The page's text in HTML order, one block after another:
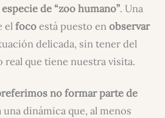
de “zoo humano”. Una
el focoestá puesto en observar
delicada, sin tener del
que tiene nuestra visita.
no formar parte de
dinámica que, al menos